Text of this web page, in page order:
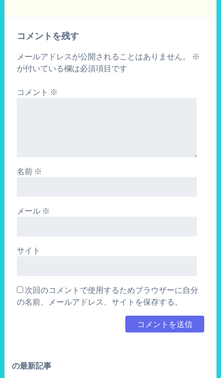
コメントを残す
メールアドレスが公開されることはありません。
※
が付いている欄は必須項目です
コメント ※
名前 ※
メール ※
サイト
次回のコメントで使用するためブラウザーに自分
の名前、メールアドレス、サイトを保存する。
の最新記事